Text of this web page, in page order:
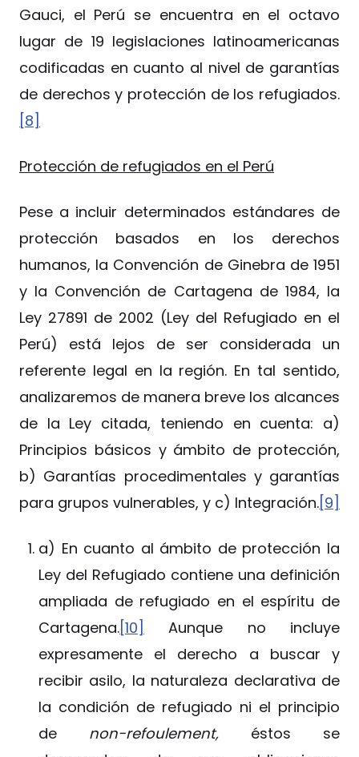
Gauci, el Perú se encuentra en el octavo
lugar de 19 legislaciones latinoamericanas
codificadas en cuanto al nivel de garantías
de derechos y protección de los refugiados.
[8]
Protección de refugiados en el Perú
Pese a incluir determinados estándares de
protección basados en los derechos
humanos, la Convención de Ginebra de 1951
y la Convención de Cartagena de 1984, la
Ley 27891 de 2002 (Ley del Refugiado en el
Perú) está lejos de ser considerada un
referente legal en la región. En tal sentido,
analizaremos de manera breve los alcances
de la Ley citada, teniendo en cuenta: a)
Principios básicos y ámbito de protección,
b) Garantías procedimentales y garantías
para grupos vulnerables, y c) Integración.[9]
a) En cuanto al ámbito de protección la
Ley del Refugiado contiene una definición
ampliada de refugiado en el espíritu de
Cartagena.[10]
Aunque no incluye
expresamente el derecho a buscar y
recibir asilo, la naturaleza declarativa de
la condición de refugiado ni el principio
de non-refoulement, éstos se